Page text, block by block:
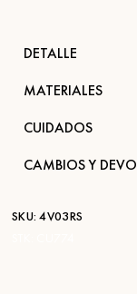
DETALLE
MATERIALES
CUIDADOS
CAMBIOS Y
SKU: 4V03RS